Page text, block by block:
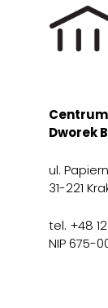
Dworek
ul.
31-221
tel. +48
NIP 675-